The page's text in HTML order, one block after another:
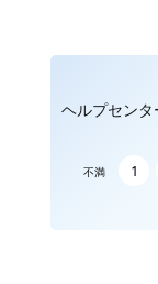
ヘルプセンタ
不満 1